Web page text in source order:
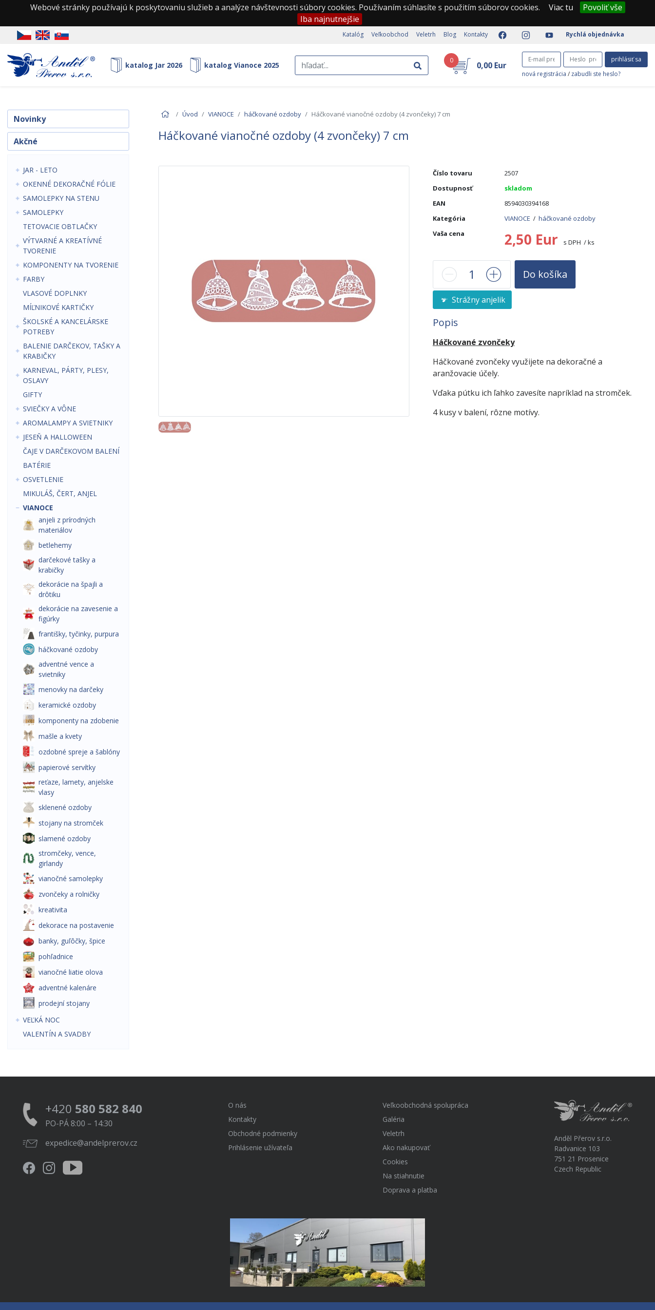
Webové stránky používajú k poskytovaniu služieb a analýze návštevnosti súbory cookies. Používaním súhlasíte s použitím súborov cookies. Viac tu
Povoliť vše
Iba najnutnejšie
Katalóg Veľkoobchod Veletrh Blog Kontakty Rychlá objednávka
katalog Jar 2026 katalog Vianoce 2025
0 0,00 Eur
prihlásiť sa
nová registrácia / zabudli ste heslo?
Novinky
Akčné
JAR - LETO
OKENNÉ DEKORAČNÉ FÓLIE
SAMOLEPKY NA STENU
SAMOLEPKY
TETOVACIE OBTLAČKY
VÝTVARNÉ A KREATÍVNÉ
TVORENIE
KOMPONENTY NA TVORENIE
FARBY
VLASOVÉ DOPLNKY
MÍĽNIKOVÉ KARTIČKY
ŠKOLSKÉ A KANCELÁRSKE
POTREBY
BALENIE DARČEKOV, TAŠKY A
KRABIČKY
KARNEVAL, PÁRTY, PLESY,
OSLAVY
GIFTY
SVIEČKY A VÔNE
AROMALAMPY A SVIETNIKY
JESEŇ A HALLOWEEN
ČAJE V DARČEKOVOM BALENÍ
BATÉRIE
OSVETLENIE
MIKULÁŠ, ČERT, ANJEL
VIANOCE
anjeli z prírodných
materiálov
betlehemy
darčekové tašky a
krabičky
dekorácie na špajli a
drôtiku
dekorácie na zavesenie a
figúrky
františky, tyčinky, purpura
háčkované ozdoby
adventné vence a
svietniky
menovky na darčeky
keramické ozdoby
komponenty na zdobenie
mašle a kvety
ozdobné spreje a šablóny
papierové servítky
reťaze, lamety, anjelske
vlasy
sklenené ozdoby
stojany na stromček
slamené ozdoby
stromčeky, vence,
girlandy
vianočné samolepky
zvončeky a rolničky
kreativita
dekorace na postavenie
banky, guľôčky, špice
pohľadnice
vianočné liatie olova
adventné kalenáre
prodejní stojany
VEĽKÁ NOC
VALENTÍN A SVADBY
Úvod VIANOCE háčkované ozdoby Háčkované vianočné ozdoby (4 zvončeky) 7 cm
Háčkované vianočné ozdoby (4 zvončeky) 7 cm
Číslo tovaru
2507
Dostupnosť
skladom
EAN
8594030394168
Kategória
VIANOCE / háčkované ozdoby
Vaša cena
2,50 Eur s DPH / ks
Do košíka
Strážny anjelik
Popis
Háčkované zvončeky
Háčkované zvončeky využijete na dekoračné a
aranžovacie účely.
Vďaka pútku ich ľahko zavesíte napríklad na stromček.
4 kusy v balení, rôzne motívy.
+420 580 582 840
PO-PÁ 8:00 – 14:30
expedice@andelprerov.cz
O nás
Kontakty
Obchodné podmienky
Prihlásenie užívateľa
Veľkoobchodná spolupráca
Galéria
Veletrh
Ako nakupovať
Cookies
Na stiahnutie
Doprava a platba
Anděl Přerov s.r.o.
Radvanice 103
751 21 Prosenice
Czech Republic